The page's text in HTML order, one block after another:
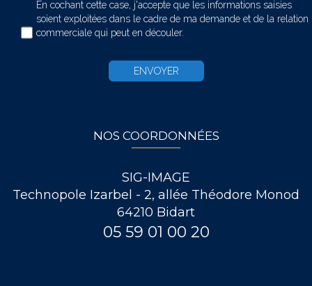
En cochant cette case, j'accepte que les informations saisies
soient exploitées dans le cadre de ma demande et de la relation
commerciale qui peut en découler.
NOS COORDONNÉES
SIG-IMAGE
Technopole Izarbel - 2, allée Théodore Monod
64210 Bidart
05 59 01 00 20